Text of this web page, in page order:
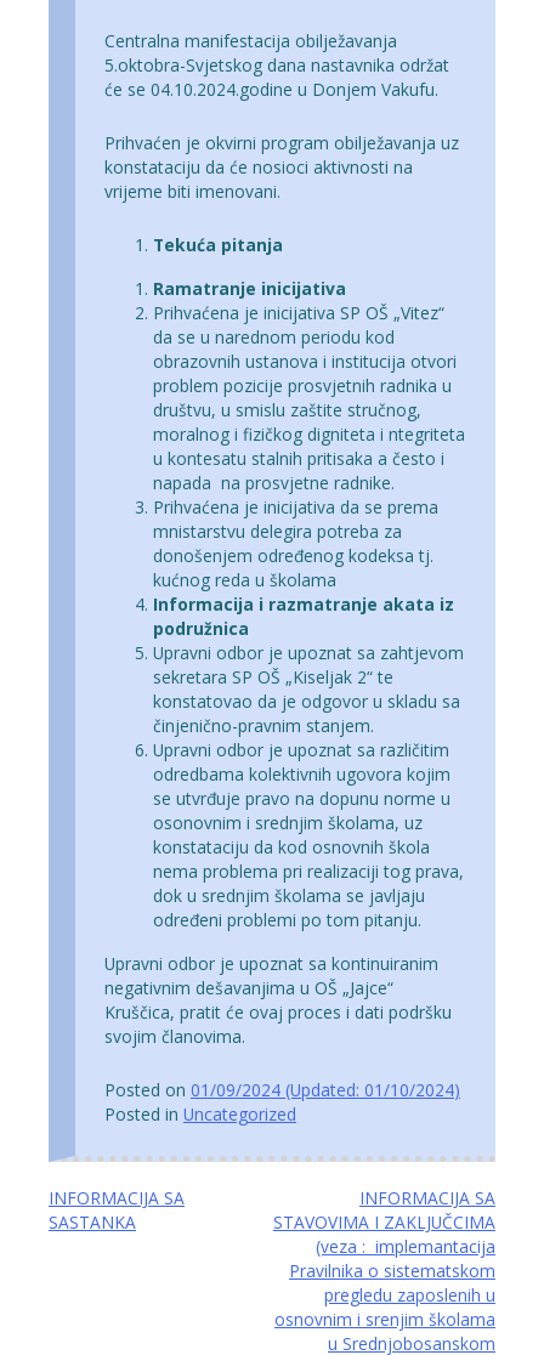
Centralna manifestacija obilježavanja
5.oktobra-Svjetskog dana nastavnika održat
će se 04.10.2024.godine u Donjem Vakufu.
Prihvaćen je okvirni program obilježavanja uz
konstataciju da će nosioci aktivnosti na
vrijeme biti imenovani.
Tekuća pitanja
Ramatranje inicijativa
Prihvaćena je inicijativa SP OŠ „Vitez“
da se u narednom periodu kod
obrazovnih ustanova i institucija otvori
problem pozicije prosvjetnih radnika u
društvu, u smislu zaštite stručnog,
moralnog i fizičkog digniteta i ntegriteta
u kontesatu stalnih pritisaka a često i
napada na prosvjetne radnike.
Prihvaćena je inicijativa da se prema
mnistarstvu delegira potreba za
donošenjem određenog kodeksa tj.
kućnog reda u školama
Informacija i razmatranje akata iz
podružnica
Upravni odbor je upoznat sa zahtjevom
sekretara SP OŠ „Kiseljak 2“ te
konstatovao da je odgovor u skladu sa
činjenično-pravnim stanjem.
Upravni odbor je upoznat sa različitim
odredbama kolektivnih ugovora kojim
se utvrđuje pravo na dopunu norme u
osonovnim i srednjim školama, uz
konstataciju da kod osnovnih škola
nema problema pri realizaciji tog prava,
dok u srednjim školama se javljaju
određeni problemi po tom pitanju.
Upravni odbor je upoznat sa kontinuiranim
negativnim dešavanjima u OŠ „Jajce“
Kruščica, pratit će ovaj proces i dati podršku
svojim članovima.
Posted on 01/09/2024 (Updated: 01/10/2024)
Posted in Uncategorized
Navigacija
članaka
INFORMACIJA SA
SASTANKA
INFORMACIJA SA
STAVOVIMA I ZAKLJUČCIMA
(veza : implemantacija
Pravilnika o sistematskom
pregledu zaposlenih u
osnovnim i srenjim školama
u Srednjobosanskom